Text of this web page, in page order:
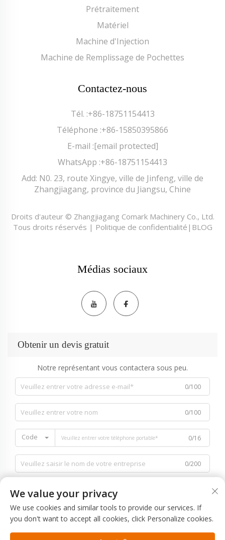
Prétraitement
Matériel
Machine d'Injection
Machine de Remplissage de Pochettes
Contactez-nous
Tél. :+86-18751154413
Téléphone :+86-15850395866
E-mail :[email protected]
WhatsApp :+86-18751154413
Add: N0. 23, route Xingye, ville de Jinfeng, ville de
Zhangjiagang, province du Jiangsu, Chine
Droits d'auteur © Zhangjiagang Comark Machinery Co., Ltd.
Tous droits réservés | Politique de confidentialité | BLOG
Médias sociaux
Obtenir un devis gratuit
Notre représentant vous contactera sous peu.
0/100
0/100
Code 0/16
0/200
0/1000
We value your privacy
We use cookies and similar tools to provide our services. If
you don't want to accept all cookies, click Personalize cookies.